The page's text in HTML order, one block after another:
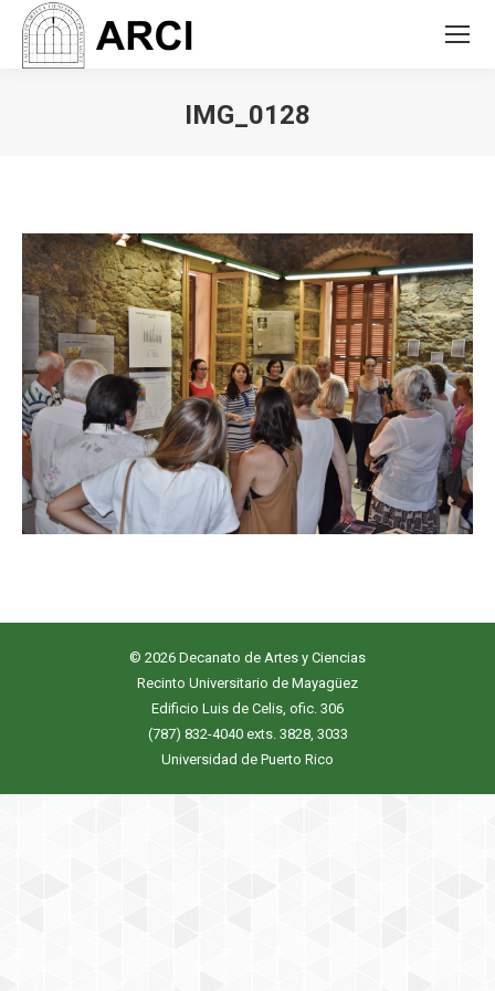
IMG_0128
© 2026 Decanato de Artes y Ciencias
Recinto Universitario de Mayagüez
Edificio Luis de Celis, ofic. 306
(787) 832-4040 exts. 3828, 3033
Universidad de Puerto Rico